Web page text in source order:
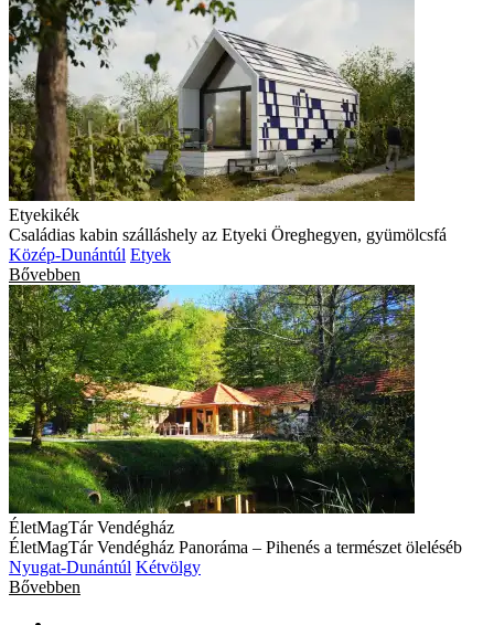
Etyekikék
Családias kabin szálláshely az Etyeki Öreghegyen, gyümölcsfá
Közép-Dunántúl Etyek
Bővebben
ÉletMagTár Vendégház
ÉletMagTár Vendégház Panoráma – Pihenés a természet öleléséb
Nyugat-Dunántúl Kétvölgy
Bővebben